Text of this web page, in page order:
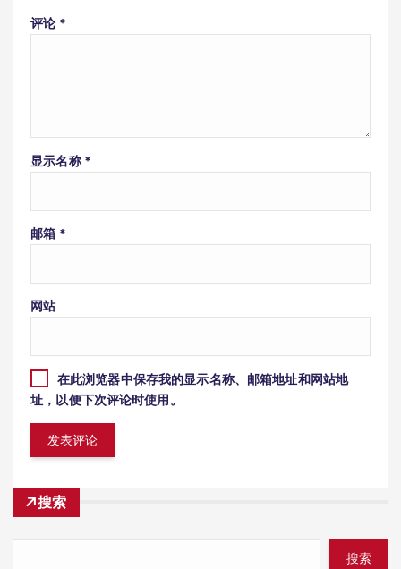
评论 *
显示名称 *
邮箱 *
网站
在此浏览器中保存我的显示名称、邮箱地址和网站地
址，以便下次评论时使用。
搜索
搜索